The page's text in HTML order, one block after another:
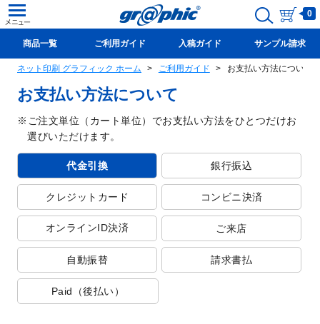
0
商品一覧 ご利用ガイド 入稿ガイド サンプル請求
新規会員登録(無料)
ネット印刷 グラフィック ホーム ご利用ガイド お支払い方法について
お支払い方法について
ご注文単位（カート単位）でお支払い方法をひとつだけお
選びいただけます。
代金引換 銀行振込
クレジットカード コンビニ決済
オンラインID決済 ご来店
自動振替 請求書払
Paid（後払い）